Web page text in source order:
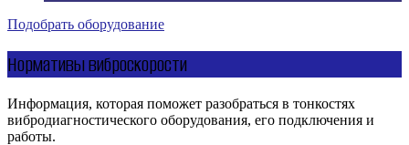
Подобрать оборудование
Нормативы виброскорости
Информация, которая поможет разобраться в тонкостях
вибродиагностического оборудования, его подключения и
работы.